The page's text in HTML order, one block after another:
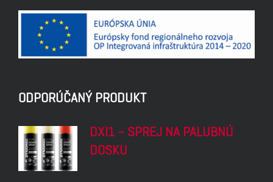
ODPORÚČANÝ PRODUKT
DXI1 – SPREJ NA PALUBNÚ
DOSKU